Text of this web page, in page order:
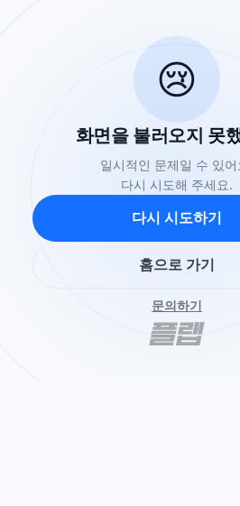
😢
화면을 불러오지 못
일시적인 문제일 수 있어
다시 시도해 주세요.
다시 시도하기
홈으로 가기
문의하기